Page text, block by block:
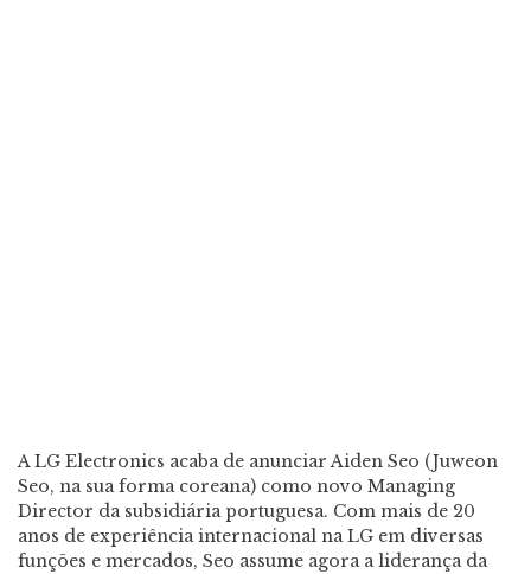
A LG Electronics acaba de anunciar Aiden Seo (Juweon
Seo, na sua forma coreana) como novo Managing
Director da subsidiária portuguesa. Com mais de 20
anos de experiência internacional na LG em diversas
funções e mercados, Seo assume agora a liderança da